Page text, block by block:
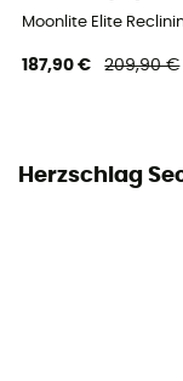
Moonlite Elite
187,90 € 209,90 €
Herzschlag